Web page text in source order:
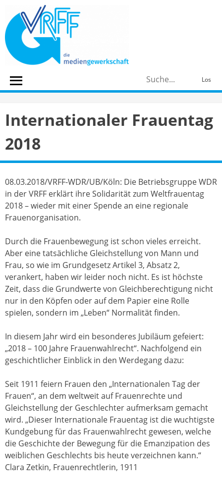
content
Los
Internationaler Frauentag
2018
08.03.2018/VRFF-WDR/UB/Köln: Die Betriebsgruppe WDR
in der VRFF erklärt ihre Solidarität zum Weltfrauentag
2018 – wieder mit einer Spende an eine regionale
Frauenorganisation.
Durch die Frauenbewegung ist schon vieles erreicht.
Aber eine tatsächliche Gleichstellung von Mann und
Frau, so wie im Grundgesetz Artikel 3, Absatz 2,
verankert, haben wir leider noch nicht. Es ist höchste
Zeit, dass die Grundwerte von Gleichberechtigung nicht
nur in den Köpfen oder auf dem Papier eine Rolle
spielen, sondern im „Leben“ Normalität finden.
In diesem Jahr wird ein besonderes Jubiläum gefeiert:
„2018 – 100 Jahre Frauenwahlrecht“. Nachfolgend ein
geschichtlicher Einblick in den Werdegang dazu:
Seit 1911 feiern Frauen den „Internationalen Tag der
Frauen“, an dem weltweit auf Frauenrechte und
Gleichstellung der Geschlechter aufmerksam gemacht
wird. „Dieser Internationale Frauentag ist die wuchtigste
Kundgebung für das Frauenwahlrecht gewesen, welche
die Geschichte der Bewegung für die Emanzipation des
weiblichen Geschlechts bis heute verzeichnen kann.“
Clara Zetkin, Frauenrechtlerin, 1911